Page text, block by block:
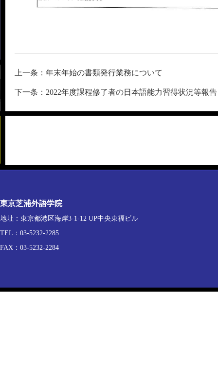
上一条：年末年始の書類発行業務について
下一条：2022年度課程修了者の日本語能力習得状況等報告
東京芝浦外語学院
地址：東京都港区海岸3-1-12 UP中央東福ビル
TEL：03-5232-2285
FAX：03-5232-2284